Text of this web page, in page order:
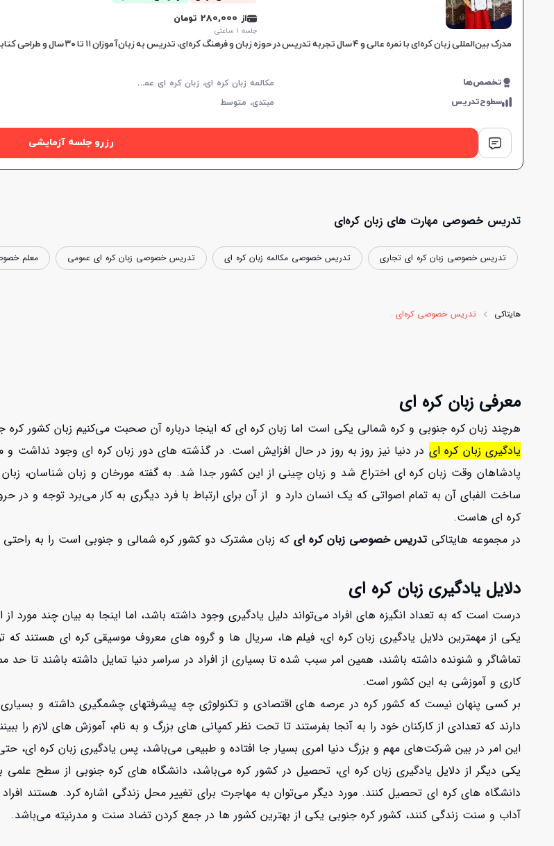
از 280,000 تومان
جلسه ۱ ساعتی
مدرک بین‌المللی زبان کره‌ای با نمره عالی و ۴ سال تجربه تدریس در حوزه زبان و فرهنگ کره‌ای، تدریس به زبان‌آموزان ۱۱ تا ۳۰ سال و طراحی کتابچه آموزشی برای یادگیری عمیق.
تخصص‌ها م
کالمه زبان کره ای، زبان کره ای عمومی، زبان کره ای کودکان
سطوح‌تدریس مبتدی، متوسط
رزرو جلسه آزمایشی
تدریس خصوصی مهارت های زبان کره‌ای
تدریس خصوصی زبان کره ای تجاری تدریس خصوصی مکالمه زبان کره ای تدریس خصوصی زبان کره ای عمومی معلم
هایتاکی تدریس خصوصی کره‌ای
معرفی زبان کره ای
هرچند زبان کره جنوبی و کره شمالی یکی است اما زبان کره ای که اینجا درباره آن صحبت می‌کنیم زبان کشور کره جنوبی می‌باشد. کره جنوبی بالای
یادگیری زبان کره ای در دنیا نیز روز به روز در حال افزایش است. در گذشته های دور زبان کره ای وجود نداشت
پادشاهان وقت زبان کره ای اختراع شد و زبان چینی از این کشور جدا شد. به گفته مورخان و زبان شناسان،
ساخت الفبای آن به تمام اصواتی که یک انسان دارد و از آن برای ارتباط با فرد دیگری به کار می‌برد توجه و
کره ای هاست.
در مجموعه هایتاکیتدریس خصوصی زبان کره ای که زبان مشترک دو کشور کره شمالی و جنوبی است را به راحتی
دلایل یادگیری زبان کره ای
درست است که به تعداد انگیزه های افراد می‌تواند دلیل یادگیری وجود داشته باشد، اما اینجا به بیان چند مورد از
یکی از مهمترین دلایل یادگیری زبان کره ای، فیلم ها، سریال ها و گروه های معروف موسیقی کره ای هستند که
تماشاگر و شنونده داشته باشند، همین امر سبب شده تا بسیاری از افراد در سراسر دنیا تمایل داشته باشند تا حد
کاری و آموزشی به این کشور است.
بر کسی پنهان نیست که کشور کره در عرصه های اقتصادی و تکنولوژی چه پیشرفتهای چشمگیری داشته و
دارند که تعدادی از کارکنان خود را به آنجا بفرستند تا تحت نظر کمپانی های بزرگ و به نام، آموزش های لازم را
این امر در بین شرکت‌های مهم و بزرگ دنیا امری بسیار جا افتاده و طبیعی می‌باشد، پس یادگیری زبان کره ای،
یکی دیگر از دلایل یادگیری زبان کره ای، تحصیل در کشور کره می‌باشد، دانشگاه های کره جنوبی از سطح علمی
دانشگاه های کره ای تحصیل کنند. مورد دیگر می‌توان به مهاجرت برای تغییر محل زندگی اشاره کرد. هستند
آداب و سنت زندگی کنند، کشور کره جنوبی یکی از بهترین کشور ها در جمع کردن تضاد سنت و مدرنیته می‌باشد.
افزایش اعتبار